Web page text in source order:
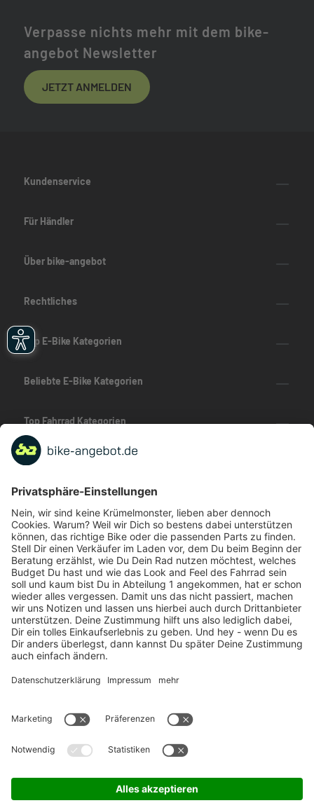
Verpasse nichts mehr mit dem bike-
angebot Newsletter
JETZT ANMELDEN
Kundenservice
Für Händler
Über bike-angebot
Rechtliches
Top E-Bike Kategorien
Beliebte E-Bike Kategorien
Top Fahrrad Kategorien
Beliebte Fahrrad-Kategorien
Marken-Highlights
TOP-Marken
ZAHLUNGSARTEN / RATENKAUF
FÜR ARBEITGEBER & ARBEITNEHMER